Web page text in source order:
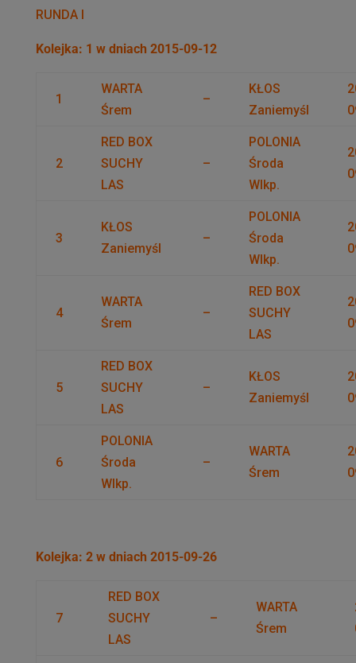
RUNDA I
Kolejka: 1 w dniach 2015-09-12
1
WARTA
Śrem
–
KŁOS
Zaniemyśl
2
RED BOX
SUCHY
LAS
–
POLONIA
Środa
Wlkp.
3
KŁOS
Zaniemyśl
–
POLONIA
Środa
Wlkp.
4
WARTA
Śrem
–
RED BOX
SUCHY
LAS
5
RED BOX
SUCHY
LAS
–
KŁOS
Zaniemyśl
6
POLONIA
Środa
Wlkp.
–
WARTA
Śrem
Kolejka: 2 w dniach 2015-09-26
7
RED BOX
SUCHY
LAS
–
WARTA
Śrem